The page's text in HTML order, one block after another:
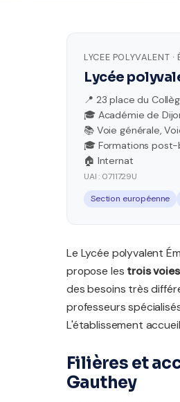
LYCEE POLYVALENT
Lycée
📍 23 place du
🎓 Académie de
📚 Voie générale,
🎓 Formations
🏠 Internat
UAI : 0711729U
Section européenne
Le Lycée polyvalent
propose les trois voies
des besoins très
professeurs
L'établissement
Filières et
Gauthey